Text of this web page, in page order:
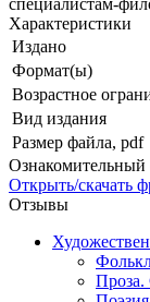
Характеристики
Издано
Формат(ы)
Возрастное
Вид издания
Размер файла, pdf
Ознакомительный
Открыть/скачать
Отзывы
Проза.